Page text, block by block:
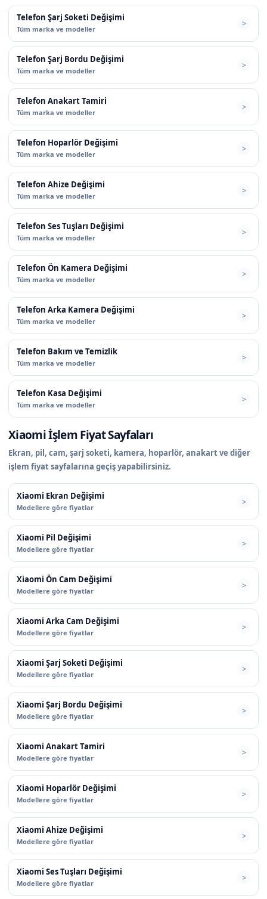
Telefon Şarj Soketi Değişimi
Tüm marka ve modeller
Telefon Şarj Bordu Değişimi
Tüm marka ve modeller
Telefon Anakart Tamiri
Tüm marka ve modeller
Telefon Hoparlör Değişimi
Tüm marka ve modeller
Telefon Ahize Değişimi
Tüm marka ve modeller
Telefon Ses Tuşları Değişimi
Tüm marka ve modeller
Telefon Ön Kamera Değişimi
Tüm marka ve modeller
Telefon Arka Kamera Değişimi
Tüm marka ve modeller
Telefon Bakım ve Temizlik
Tüm marka ve modeller
Telefon Kasa Değişimi
Tüm marka ve modeller
Xiaomi İşlem Fiyat Sayfaları
Ekran, pil, cam, şarj soketi, kamera, hoparlör, anakart ve diğer
işlem fiyat sayfalarına geçiş yapabilirsiniz.
Xiaomi Ekran Değişimi
Modellere göre fiyatlar
Xiaomi Pil Değişimi
Modellere göre fiyatlar
Xiaomi Ön Cam Değişimi
Modellere göre fiyatlar
Xiaomi Arka Cam Değişimi
Modellere göre fiyatlar
Xiaomi Şarj Soketi Değişimi
Modellere göre fiyatlar
Xiaomi Şarj Bordu Değişimi
Modellere göre fiyatlar
Xiaomi Anakart Tamiri
Modellere göre fiyatlar
Xiaomi Hoparlör Değişimi
Modellere göre fiyatlar
Xiaomi Ahize Değişimi
Modellere göre fiyatlar
Xiaomi Ses Tuşları Değişimi
Modellere göre fiyatlar